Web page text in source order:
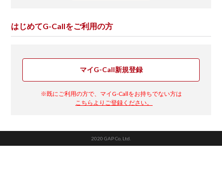
はじめてG-Callをご利用の方
マイG-Call新規登録
※既にご利用の方で、マイG-Callをお持ちでない方は
こちらよりご登録ください。
2020 GAP Co, Ltd.